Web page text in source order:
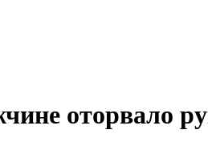
оторвало